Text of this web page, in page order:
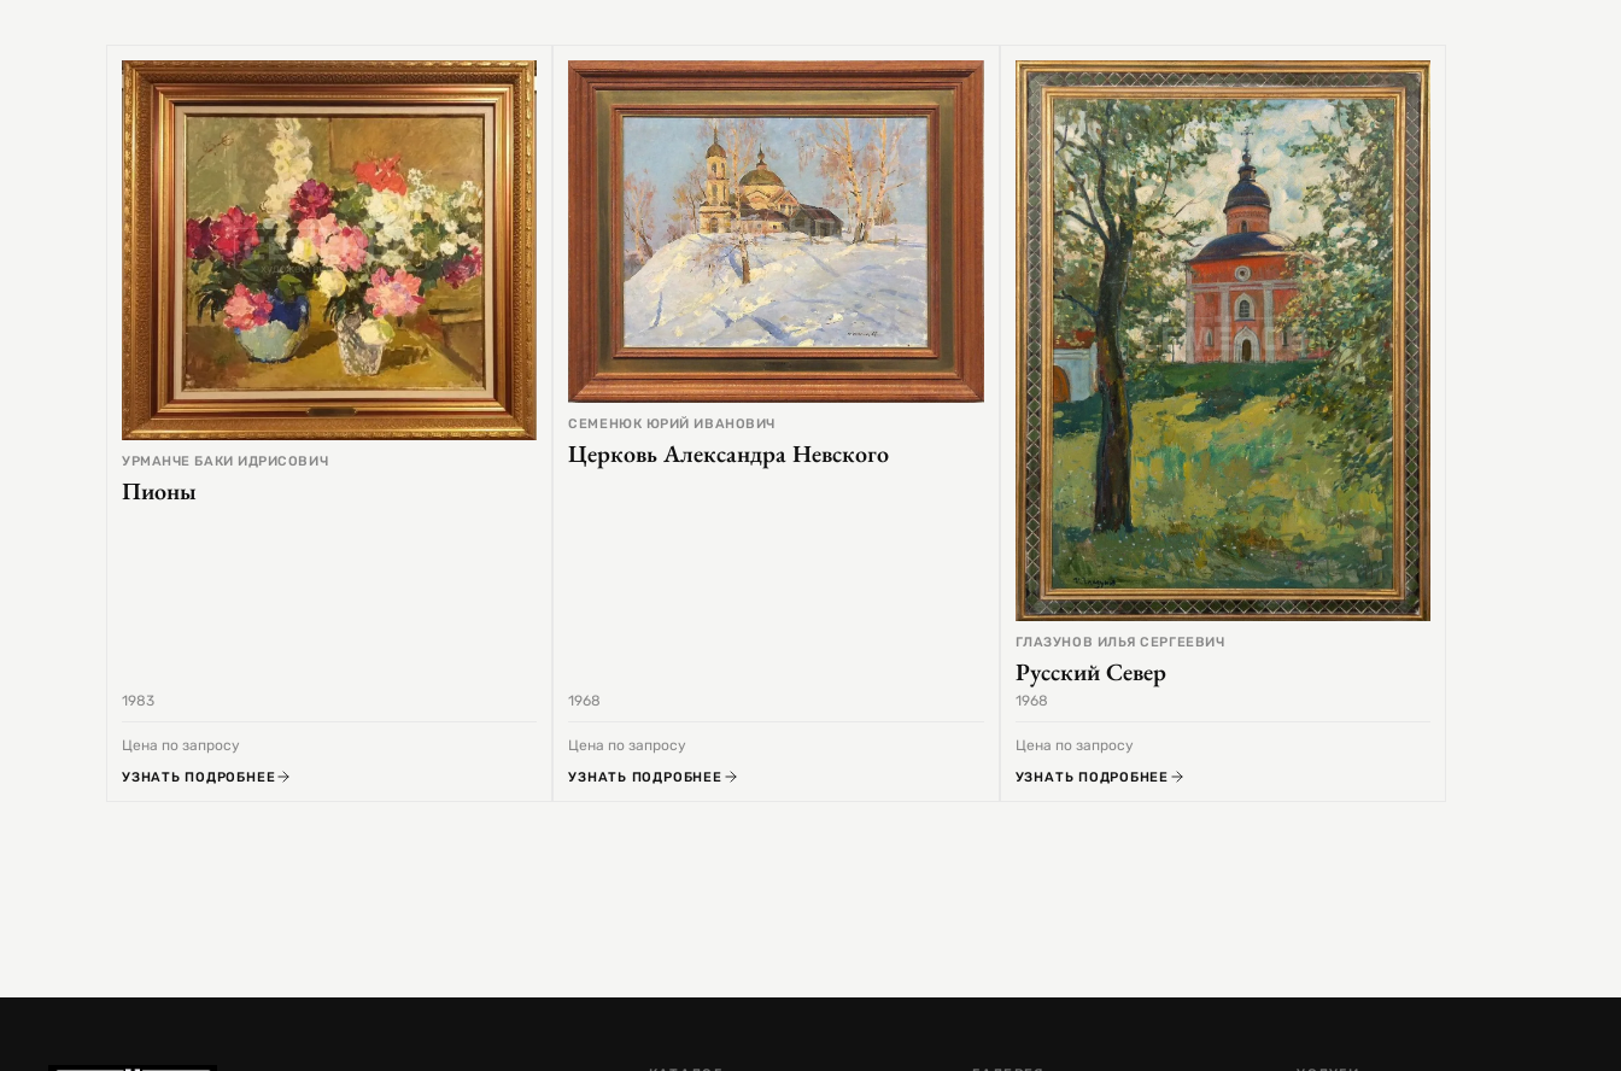
УРМАНЧЕ БАКИ ИДРИСОВИЧ
Пионы
1983
Цена по запросу
УЗНАТЬ ПОДРОБНЕЕ
СЕМЕНЮК ЮРИЙ ИВАНОВИЧ
Церковь Александра Невского
1968
Цена по запросу
УЗНАТЬ ПОДРОБНЕЕ
ГЛАЗУНОВ ИЛЬЯ СЕРГЕЕВИЧ
Русский Север
1968
Цена по запросу
УЗНАТЬ ПОДРОБНЕЕ